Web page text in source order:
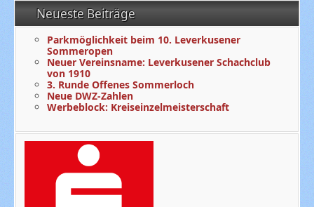
Neueste Beiträge
Parkmöglichkeit beim 10. Leverkusener
Sommeropen
Neuer Vereinsname: Leverkusener Schachclub
von 1910
3. Runde Offenes Sommerloch
Neue DWZ-Zahlen
Werbeblock: Kreiseinzelmeisterschaft